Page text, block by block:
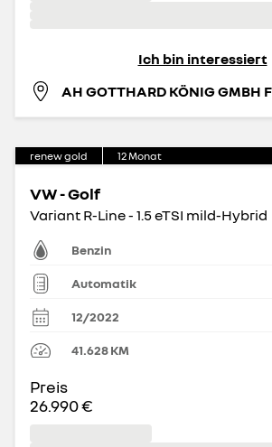
Ich bin interessiert
renew gold 12Monat
VW - Golf
Variant R-Line - 1.5 eTSI mild-Hybrid
Benzin
Automatik
12/2022
41.628KM
Preis
26.990 €